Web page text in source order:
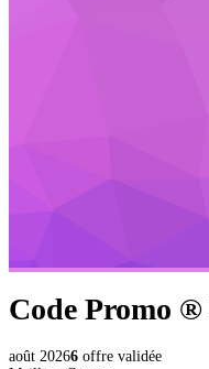
Code Promo ®
août 20266 offre validée